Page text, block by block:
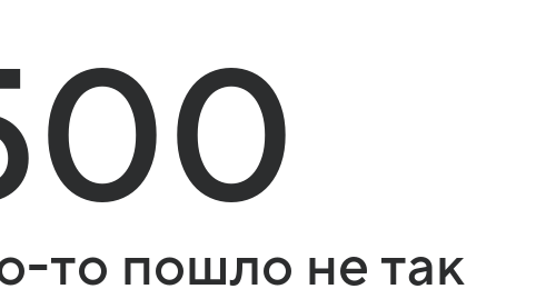
то пошло не так